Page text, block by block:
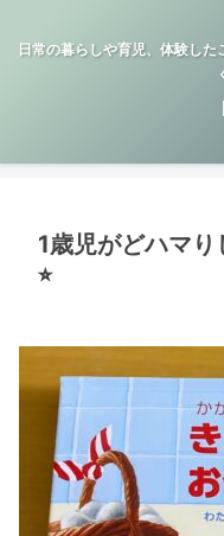
日常の暮らしや育児、体験し
1歳児がどハマ
⭐︎